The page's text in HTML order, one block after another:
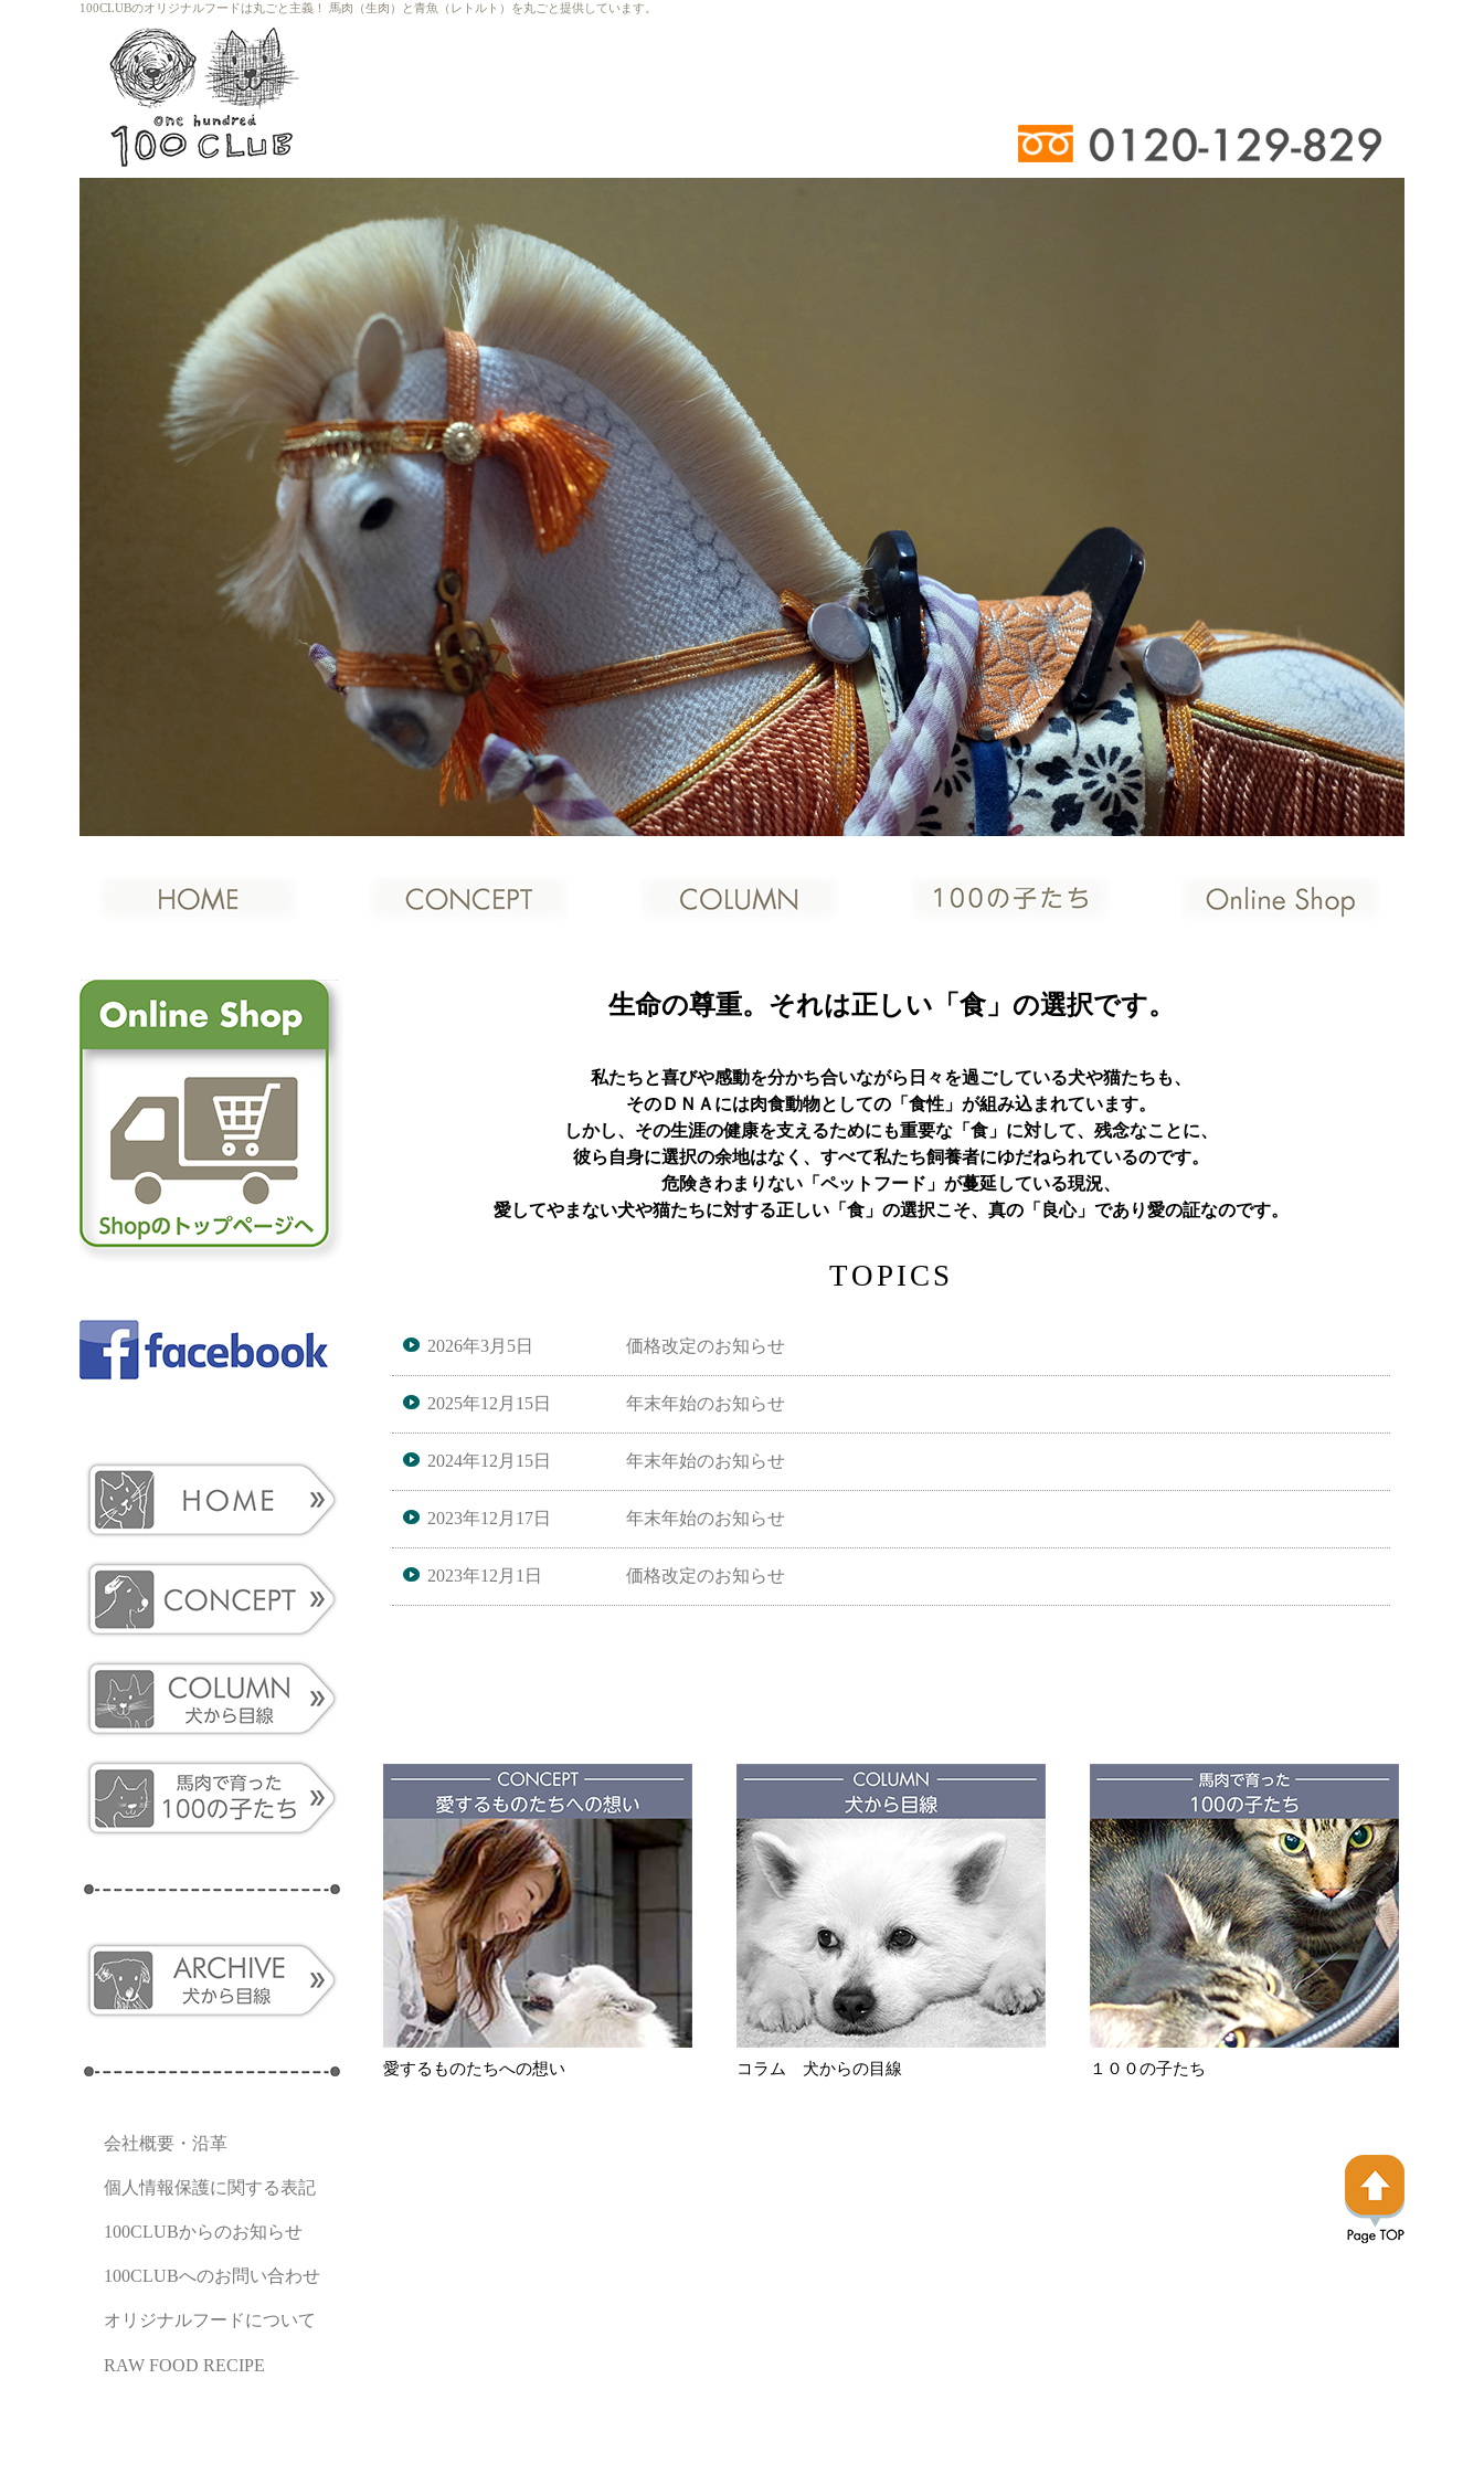
100CLUBのオリジナルフードは丸ごと主義！ 馬肉（生肉）と青魚（レトルト）を丸ごと提供しています。
生命の尊重。それは正しい「食」の選択です。
私たちと喜びや感動を分かち合いながら日々を過ごしている犬や猫たちも、
そのＤＮＡには肉食動物としての「食性」が組み込まれています。
しかし、その生涯の健康を支えるためにも重要な「食」に対して、残念なことに、
彼ら自身に選択の余地はなく、すべて私たち飼養者にゆだねられているのです。
危険きわまりない「ペットフード」が蔓延している現況、
愛してやまない犬や猫たちに対する正しい「食」の選択こそ、真の「良心」であり愛の証なのです。
TOPICS
2026年3月5日 価格改定のお知らせ
2025年12月15日 年末年始のお知らせ
2024年12月15日 年末年始のお知らせ
2023年12月17日 年末年始のお知らせ
2023年12月1日 価格改定のお知らせ
2022年10月17日 価格改定のお知らせ
2022年6月8日 価格改定のお知らせ２
愛するものたちへの想い コラム 犬からの目線 １００の子たち
会社概要・沿革
個人情報保護に関する表記
100CLUBからのお知らせ
100CLUBへのお問い合わせ
オリジナルフードについて
RAW FOOD RECIPE